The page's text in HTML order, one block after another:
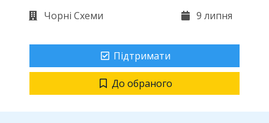
Чорні Схеми 9 липня
Підтримати
До обраного